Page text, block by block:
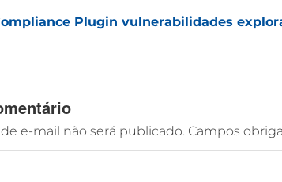
Plugin vulnerabilidades
e-mail não será publicado. Campos